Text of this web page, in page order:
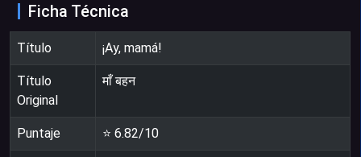
Ficha Técnica
Título ¡Ay, mamá!
Título
Original
माँ बहन
Puntaje ⭐ 6.82/10